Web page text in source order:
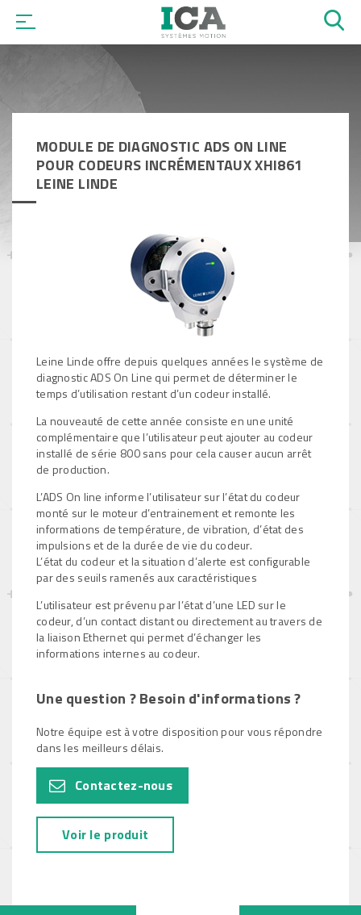
MODULE DE DIAGNOSTIC ADS ON LINE
POUR CODEURS INCRÉMENTAUX XHI861
LEINE LINDE
Leine Linde offre depuis quelques années le système de
diagnostic ADS On Line qui permet de déterminer le
temps d’utilisation restant d’un codeur installé.
La nouveauté de cette année consiste en une unité
complémentaire que l’utilisateur peut ajouter au codeur
installé de série 800 sans pour cela causer aucun arrêt
de production.
L’ADS On line informe l’utilisateur sur l’état du codeur
monté sur le moteur d’entrainement et remonte les
informations de température, de vibration, d’état des
impulsions et de la durée de vie du codeur.
L’état du codeur et la situation d’alerte est configurable
par des seuils ramenés aux caractéristiques
L’utilisateur est prévenu par l’état d’une LED sur le
codeur, d’un contact distant ou directement au travers de
la liaison Ethernet qui permet d’échanger les
informations internes au codeur.
Une question ? Besoin d'informations ?
Notre équipe est à votre disposition pour vous répondre
dans les meilleurs délais.
Contactez-nous
Voir le produit